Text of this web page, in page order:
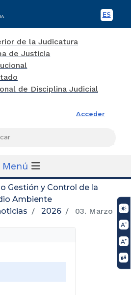
ES
Acceder
Menú
Gestión y Control de la
Ambiente
2026 03. Marzo